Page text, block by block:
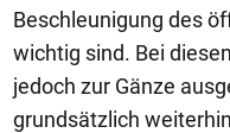
Beschleunigung des
wichtig sind. Bei
jedoch zur Gänze
grundsätzlich